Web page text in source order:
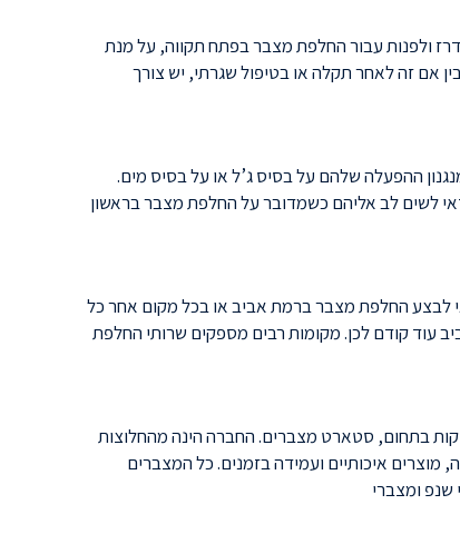
ולפנות עבור החלפת מצבר בפתח תקווה, על מנת
אם זה לאחר תקלה או בטיפול שגרתי, יש צורך
ההפעלה שלהם על בסיס ג’ל או על בסיס מים.
לשים לב אליהם כשמדובר על החלפת מצבר בראשון
לבצע החלפת מצבר ברמת אביב או בכל מקום אחר כל
עוד קודם לכן. מקומות רבים מספקים שרותי החלפת
בתחום, סטארט מצברים. החברה הינה מהחלוצות
איכותיים ועמידה בזמנים. כל המצברים
שנפ ומצברי